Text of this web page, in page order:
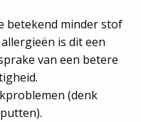
betekend minder stof
is dit een
van een betere
(denk